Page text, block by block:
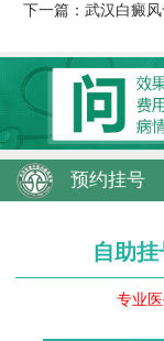
下一篇： 武汉白癜
预约挂号
自助挂
专业